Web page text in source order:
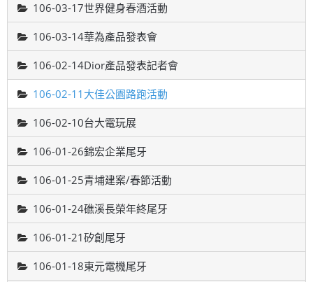
106-03-17世界健身春酒活動
106-03-14華為產品發表會
106-02-14Dior產品發表記者會
106-02-11大佳公園路跑活動
106-02-10台大電玩展
106-01-26錦宏企業尾牙
106-01-25青埔建案/春節活動
106-01-24礁溪長榮年終尾牙
106-01-21矽創尾牙
106-01-18東元電機尾牙